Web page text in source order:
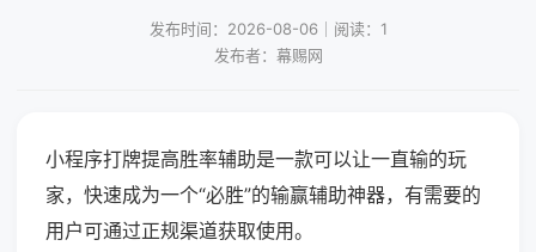
发布时间：2026-08-06｜阅读：1
发布者：幕赐网
小程序打牌提高胜率辅助是一款可以让一直输的玩
家，快速成为一个“必胜”的输赢辅助神器，有需要的
用户可通过正规渠道获取使用。